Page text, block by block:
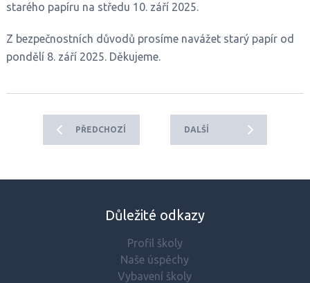
starého papíru na středu 10. září 2025.
Z bezpečnostních důvodů prosíme navážet starý papír od
pondělí 8. září 2025. Děkujeme.
PŘEDCHOZÍ DALŠÍ
Důležité odkazy
Profil školy
Naše úspěchy
Vybavení školy